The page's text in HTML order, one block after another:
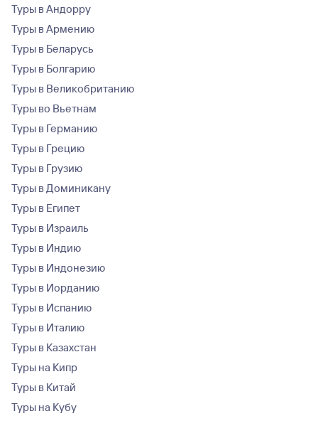
Туры в Андорру
Туры в Армению
Туры в Беларусь
Туры в Болгарию
Туры в Великобританию
Туры во Вьетнам
Туры в Германию
Туры в Грецию
Туры в Грузию
Туры в Доминикану
Туры в Египет
Туры в Израиль
Туры в Индию
Туры в Индонезию
Туры в Иорданию
Туры в Испанию
Туры в Италию
Туры в Казахстан
Туры на Кипр
Туры в Китай
Туры на Кубу